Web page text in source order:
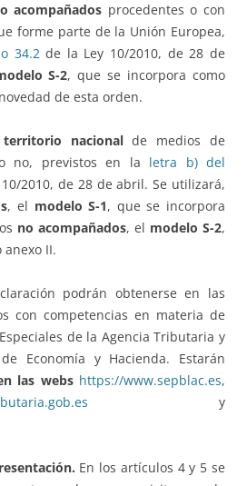
acompañados procedentes o con
forme parte de la Unión Europea,
34.2de la Ley 10/2010, de 28 de
S-2, que se incorpora como
de esta orden.
nacionalde medios de
no, previstos en la letra b) del
2010, de 28 de abril. Se utilizará,
, el modelo S-1, que se incorpora
no acompañados, el modelo S-2,
II.
podrán obtenerse en las
con competencias en materia de
de la Agencia Tributaria y
Economía y Hacienda. Estarán
las webs https://www.sepblac.es,
y
En los artículos 4 y 5 se